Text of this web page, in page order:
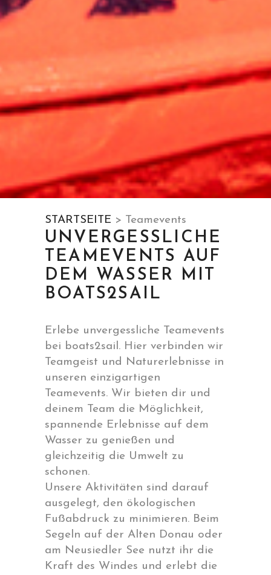
STARTSEITE > Teamevents
UNVERGESSLICHE
TEAMEVENTS AUF
DEM WASSER MIT
BOATS2SAIL
Erlebe unvergessliche Teamevents
bei boats2sail. Hier verbinden wir
Teamgeist und Naturerlebnisse in
unseren einzigartigen
Teamevents. Wir bieten dir und
deinem Team die Möglichkeit,
spannende Erlebnisse auf dem
Wasser zu genießen und
gleichzeitig die Umwelt zu
schonen.
Unsere Aktivitäten sind darauf
ausgelegt, den ökologischen
Fußabdruck zu minimieren. Beim
Segeln auf der Alten Donau oder
am Neusiedler See nutzt ihr die
Kraft des Windes und erlebt die